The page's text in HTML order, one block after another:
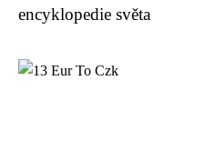
encyklopedie světa